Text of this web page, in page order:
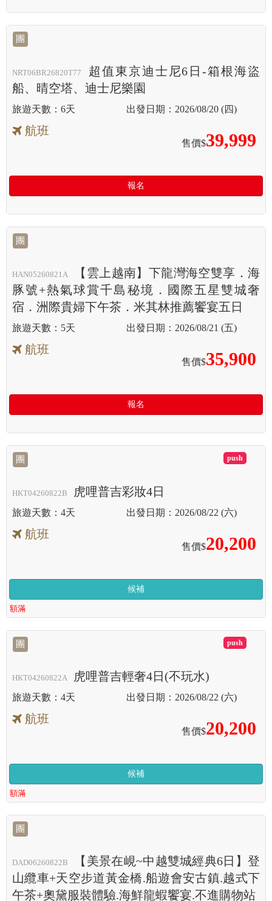
團
NRT06BR26820T77
超值東京迪士尼6日-箱根海盜
船、晴空塔、迪士尼樂園
6天 2026/08/20 (四)
航班
售價$39,999
報名
團
HAN05260821A
【雲上越南】下龍灣海空雙享．海
豚號+熱氣球賞千島秘境．國際五星雙城奢
宿．洲際貴婦下午茶．米其林推薦饗宴五日
5天 2026/08/21 (五)
航班
售價$35,900
報名
團
HKT04260822B 虎哩普吉彩妝4日
滿
4天 2026/08/22 (六)
航班
售價$20,200
候補
額滿
團
HKT04260822A 虎哩普吉輕奢4日(不玩水)
滿
4天 2026/08/22 (六)
航班
售價$20,200
候補
額滿
團
DAD06260822B
【美景在峴~中越雙城經典6日】登
山纜車+天空步道黃金橋.船遊會安古鎮.越式下
午茶+奧黛服裝體驗.海鮮龍蝦饗宴.不進購物站